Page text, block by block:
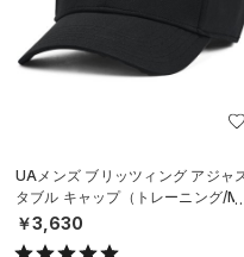
UAメンズ ブリッツィング アジャ
タブル キャップ（トレーニング/ME
N）
￥3,630